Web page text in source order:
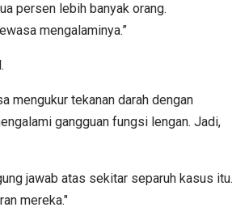
persen lebih banyak orang.
mengalaminya.”
mengukur tekanan darah dengan
gangguan fungsi lengan. Jadi,
jawab atas sekitar separuh kasus itu.
mereka."